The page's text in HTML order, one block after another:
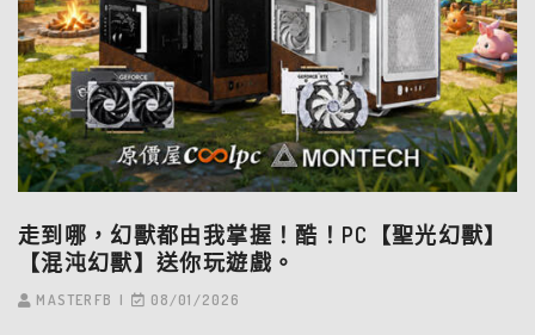
走到哪，幻獸都由我掌握！酷！PC【聖光幻獸】
【混沌幻獸】送你玩遊戲。
MASTERFB 08/01/2026